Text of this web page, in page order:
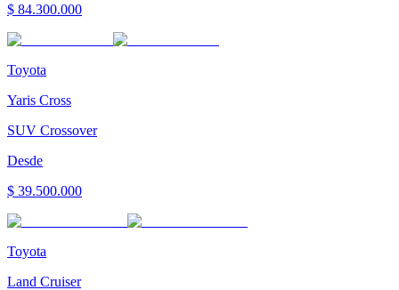
$ 84.300.000
Toyota
Yaris Cross
SUV Crossover
Desde
$ 39.500.000
Toyota
Land Cruiser